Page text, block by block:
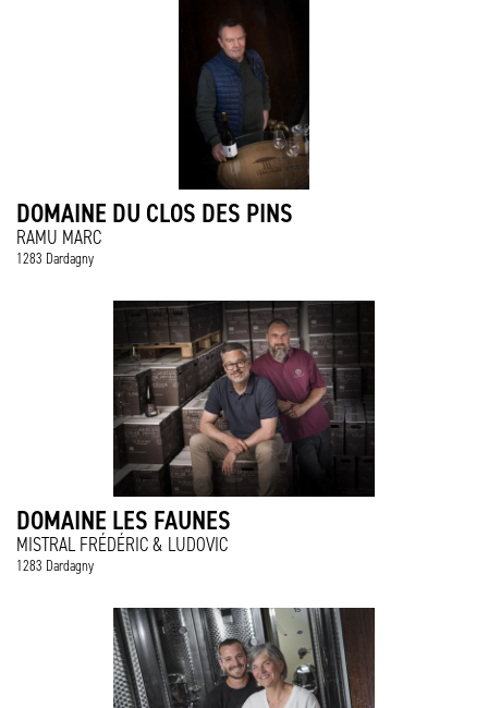
DOMAINE DU CLOS DES PINS
RAMU MARC
1283 Dardagny
DOMAINE LES FAUNES
MISTRAL FRÉDÉRIC & LUDOVIC
1283 Dardagny